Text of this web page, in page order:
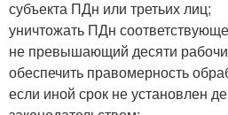
субъекта ПДн или третьих лиц;
уничтожать ПДн
не превышающий десяти
обеспечить правомерность
если иной срок не установлен